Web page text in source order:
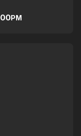
PM